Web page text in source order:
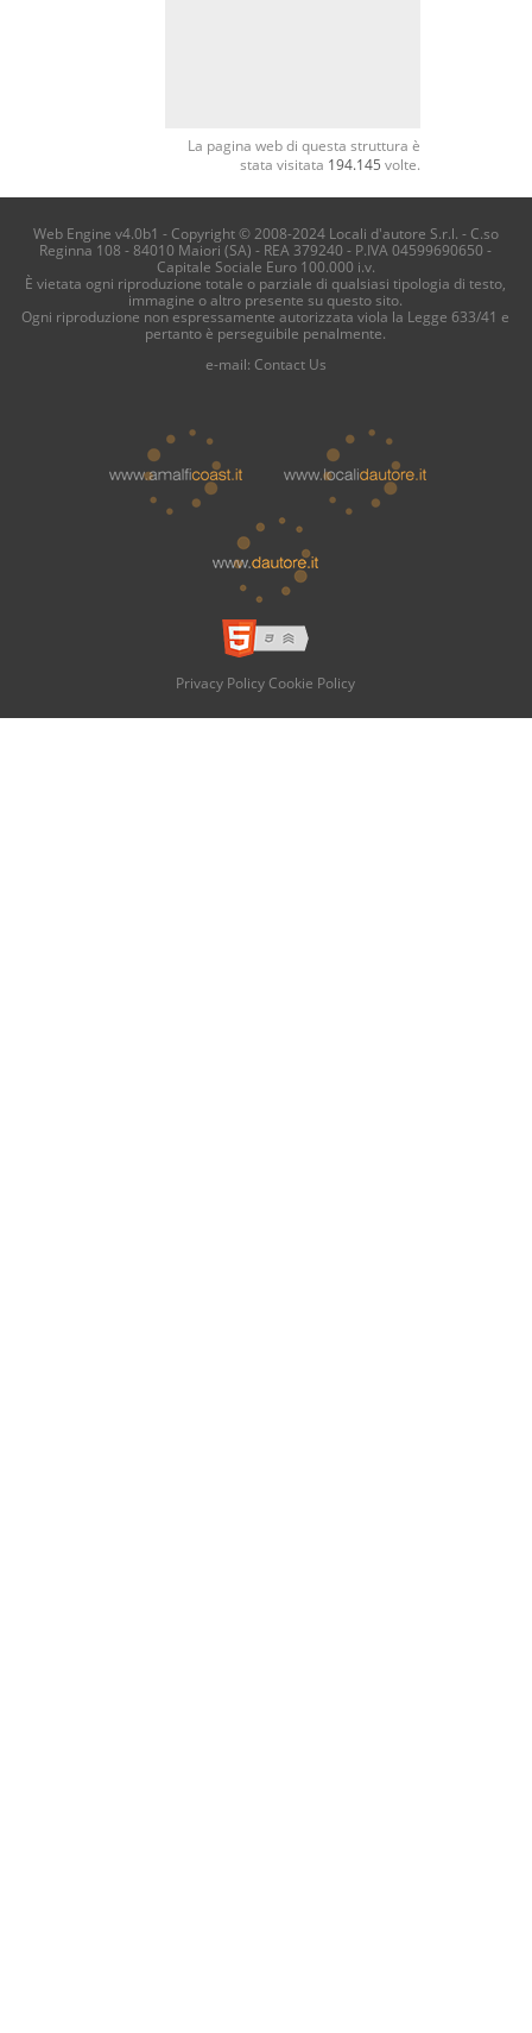
La pagina web di questa struttura è
stata visitata 194.145 volte.
Web Engine v4.0b1 - Copyright © 2008-2024 Locali d'autore S.r.l. - C.so
Reginna 108 - 84010 Maiori (SA) - REA 379240 - P.IVA 04599690650 -
Capitale Sociale Euro 100.000 i.v.
È vietata ogni riproduzione totale o parziale di qualsiasi tipologia di testo,
immagine o altro presente su questo sito.
Ogni riproduzione non espressamente autorizzata viola la Legge 633/41 e
pertanto è perseguibile penalmente.
e-mail: Contact Us
Privacy Policy Cookie Policy